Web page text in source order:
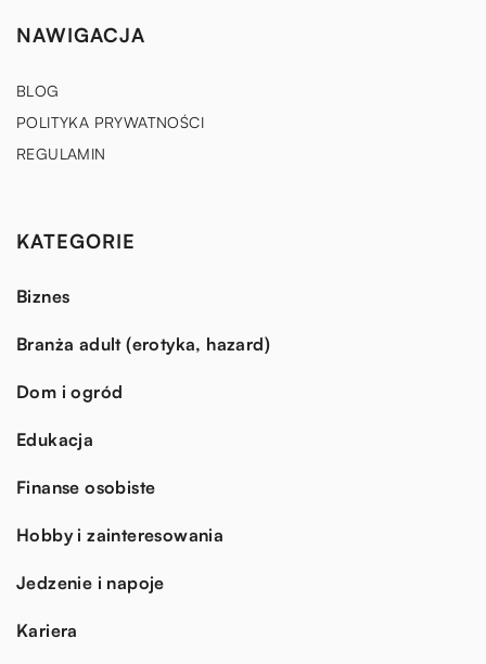
NAWIGACJA
BLOG
POLITYKA PRYWATNOŚCI
REGULAMIN
KATEGORIE
Biznes
Branża adult (erotyka, hazard)
Dom i ogród
Edukacja
Finanse osobiste
Hobby i zainteresowania
Jedzenie i napoje
Kariera